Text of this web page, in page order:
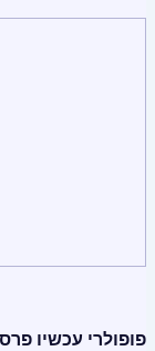
פופולרי עכשיו